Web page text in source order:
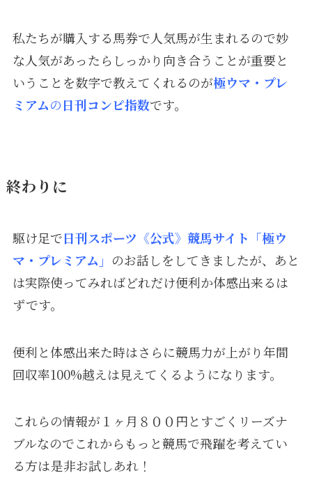
私たちが購入する馬券で人気馬が生まれるので妙
な人気があったらしっかり向き合うことが重要と
いうことを数字で教えてくれるのが極ウマ ・ プレ
ミアムの日刊コンピ指数です。
終わりに
駆け足で日刊スポーツ《公式》競馬サイト「極ウ
マ・プレミアム」 のお話しをしてきましたが、あと
は実際使ってみればどれだけ便利か体感出来るは
ずです。
便利と体感出来た時はさらに競馬力が上がり年間
回収率100%越えは見えてくるようになります。
これらの情報が１ヶ月８００円とすごくリーズナ
ブルなのでこれからもっと競馬で飛躍を考えてい
る方は是非お試しあれ！